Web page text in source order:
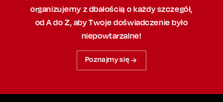
organizujemy z dbałością o każdy szczegół,
od A do Z, abyTwoje doświadczenie było
niepowtarzalne!
Poznajmy się